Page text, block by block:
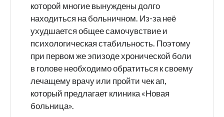
которой многие вынуждены долго
находиться на больничном. Из-за неё
ухудшается общее самочувствие и
психологическая стабильность. Поэтому
при первом же эпизоде хронической боли
в голове необходимо обратиться к своему
лечащему врачу или пройти чек ап,
который предлагает клиника «Новая
больница».